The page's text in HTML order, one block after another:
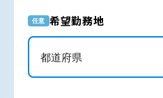
任意 希望勤務地